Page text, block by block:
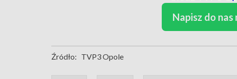
Napisz do
Źródło: TVP3 Opole